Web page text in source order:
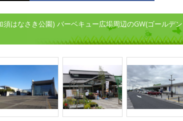
はなさき公園) バーベキュー広場周辺のGW(ゴールデン